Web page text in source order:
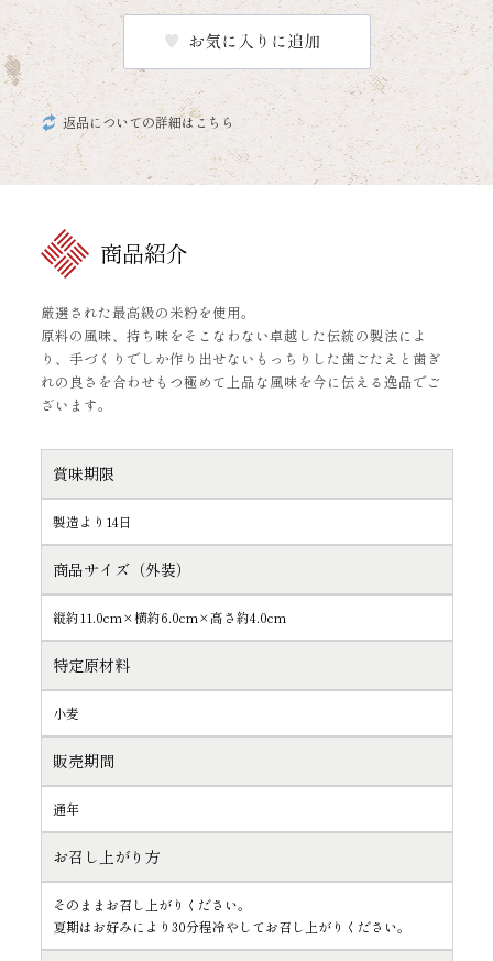
返品についての詳細はこちら
商品紹介
厳選された最高級の米粉を使用。
原料の風味、持ち味をそこなわない卓越した伝統の製法によ
り、手づくりでしか作り出せないもっちりした歯ごたえと歯ぎ
れの良さを合わせもつ極めて上品な風味を今に伝える逸品でご
ざいます。
賞味期限
製造より14日
商品サイズ（外装）
縦約11.0cm×横約6.0cm×高さ約4.0cm
特定原材料
小麦
販売期間
通年
お召し上がり方
そのままお召し上がりください。
夏期はお好みにより30分程冷やしてお召し上がりください。